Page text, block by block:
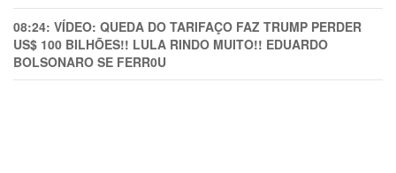
08:24: VÍDEO: QUEDA DO TARIFAÇO FAZ TRUMP PERDER
US$ 100 BILHÕES!! LULA RINDO MUITO!! EDUARDO
BOLSONARO SE FERR0U